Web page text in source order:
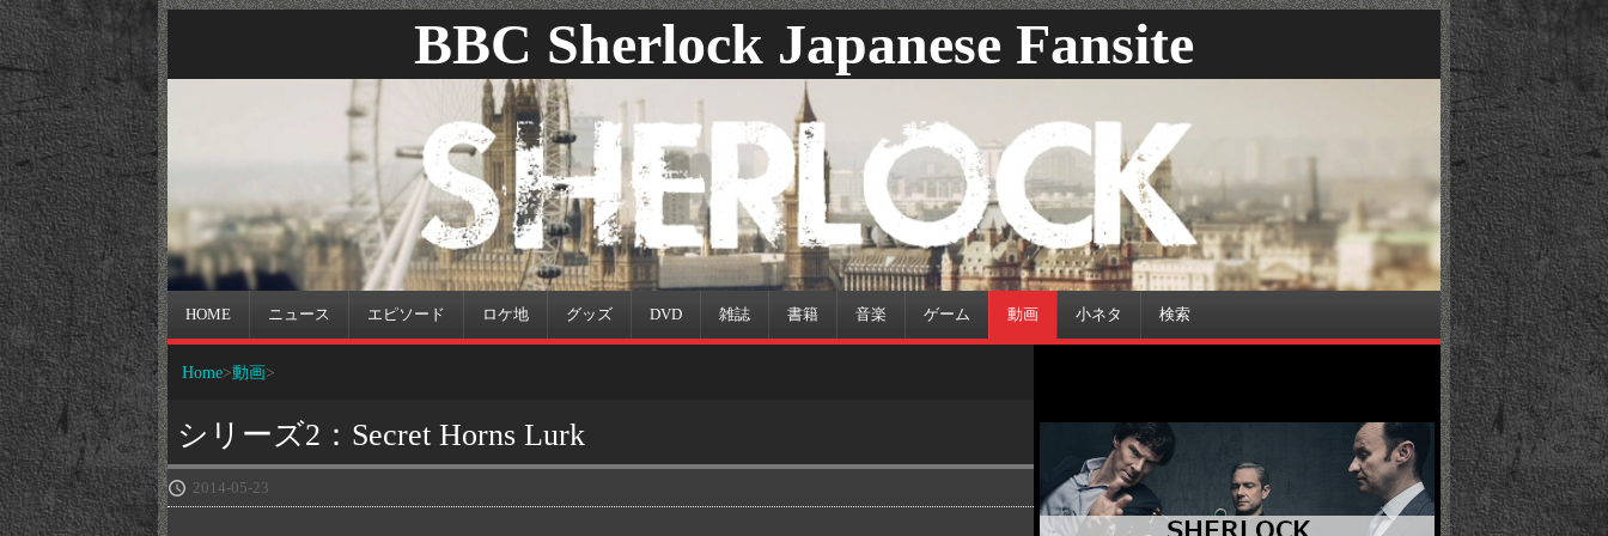
BBC Sherlock Japanese Fansite
HOME ニュース エピソード ロケ地 グッズ DVD 雑誌 書籍 音楽 ゲーム 動画 小ネタ 検索
Home 動画
シリーズ2：Secret Horns Lurk
2014-05-23